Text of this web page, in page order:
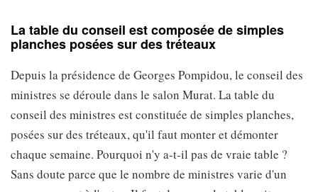
La table du conseil est composée de simples
planches posées sur des tréteaux
Depuis la présidence de Georges Pompidou, le conseil des
ministres se déroule dans le salon Murat. La table du
conseil des ministres est constituée de simples planches,
posées sur des tréteaux, qu'il faut monter et démonter
chaque semaine. Pourquoi n'y a-t-il pas de vraie table ?
Sans doute parce que le nombre de ministres varie d'un